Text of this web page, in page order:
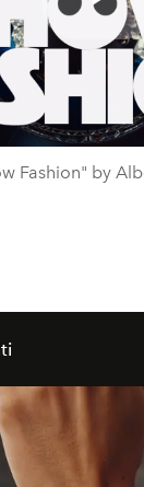
Fashion" by